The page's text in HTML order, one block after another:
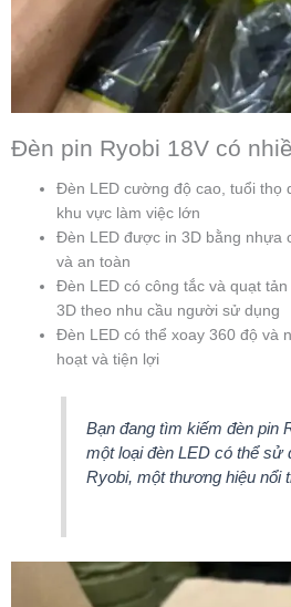
Đèn pin Ryobi 18V có
Đèn LED cường độ cao, tuổi thọ
khu vực làm việc lớn
Đèn LED được in 3D bằng nhựa
và an toàn
Đèn LED có công tắc và quạt
3D theo nhu cầu người sử dụng
Đèn LED có thể xoay 360 độ và
hoạt và tiện lợi
Bạn đang tìm kiếm đèn pin
một loại đèn LED có thể sử
Ryobi, một thương hiệu nổi